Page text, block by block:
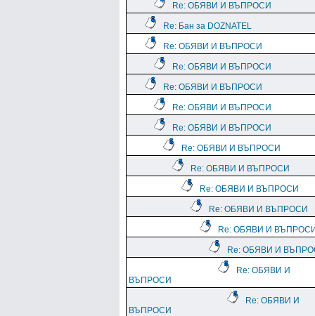
Re: ОБЯВИ И ВЪПРОСИ
Re: Бан за DOZNATEL
Re: ОБЯВИ И ВЪПРОСИ
Re: ОБЯВИ И ВЪПРОСИ
Re: ОБЯВИ И ВЪПРОСИ
Re: ОБЯВИ И ВЪПРОСИ
Re: ОБЯВИ И ВЪПРОСИ
Re: ОБЯВИ И ВЪПРОСИ
Re: ОБЯВИ И ВЪПРОСИ
Re: ОБЯВИ И ВЪПРОСИ
Re: ОБЯВИ И ВЪПРОСИ
Re: ОБЯВИ И
Re: ОБЯВИ И
Re: ОБЯВИ И
ВЪПРОСИ
Re: ОБЯВИ И
ВЪПРОСИ